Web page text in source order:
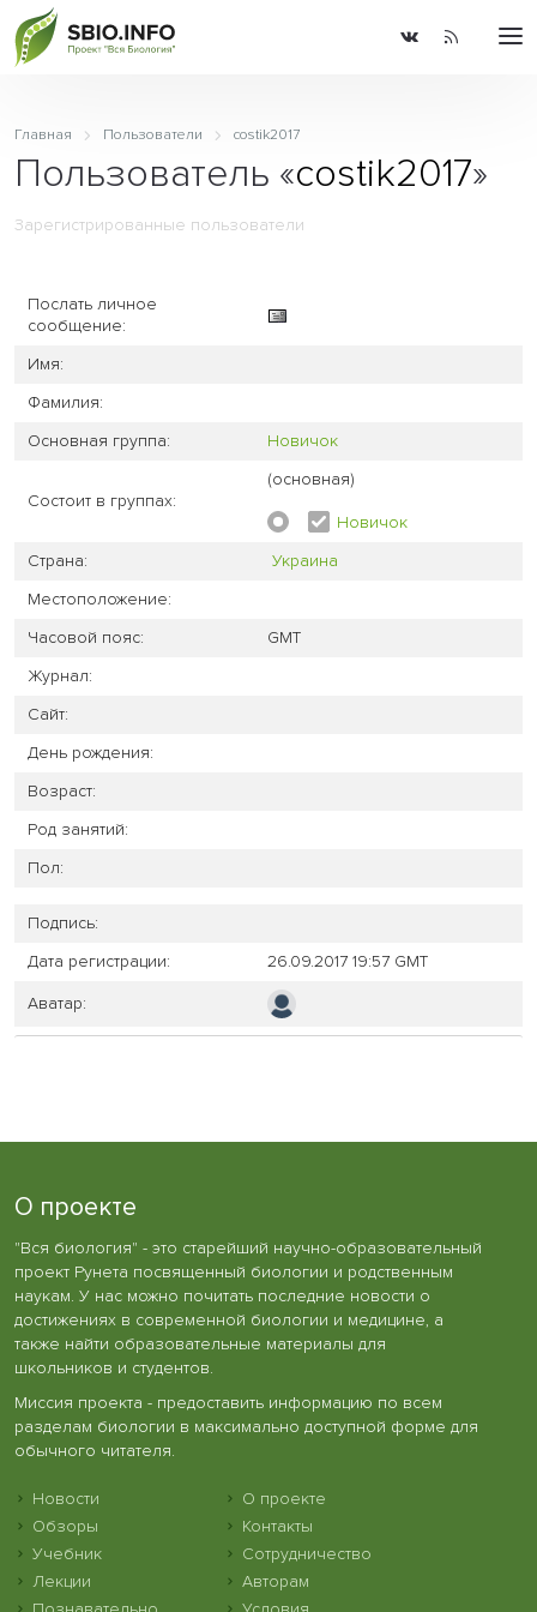
Главная Пользователи costik2017
Пользователь «costik2017»
Зарегистрированные пользователи
Послать личное
сообщение:
Имя:
Фамилия:
Основная группа:
Новичок
Состоит в группах:
(основная)
Новичок
Страна:
Украина
Местоположение:
Часовой пояс:
GMT
Журнал:
Сайт:
День рождения:
Возраст:
Род занятий:
Пол:
Подпись:
Дата регистрации:
26.09.2017 19:57 GMT
Аватар:
О проекте
"Вся биология" - это старейший научно-образовательный
проект Рунета посвященный биологии и родственным
наукам. У нас можно почитать последние новости о
достижениях в современной биологии и медицине, а
также найти образовательные материалы для
школьников и студентов.
Миссия проекта - предоставить информацию по всем
разделам биологии в максимально доступной форме для
обычного читателя.
Новости
Обзоры
Учебник
Лекции
О проекте
Контакты
Сотрудничество
Авторам